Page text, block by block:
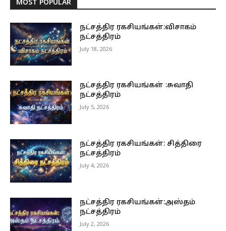
MOST POPULAR
நட்சத்திர ரகசியங்கள்:விசாகம்
நட்சத்திரம்
July 18, 2026
நட்சத்திர ரகசியங்கள் :சுவாதி
நட்சத்திரம்
July 5, 2026
நட்சத்திர ரகசியங்கள்: சித்திரை
நட்சத்திரம்
July 4, 2026
நட்சத்திர ரகசியங்கள்:அஸ்தம்
நட்சத்திரம்
July 2, 2026